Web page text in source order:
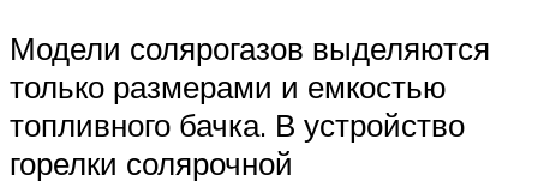
Модели солярогазов выделяются
только размерами и емкостью
топливного бачка. В устройство
горелки солярочной